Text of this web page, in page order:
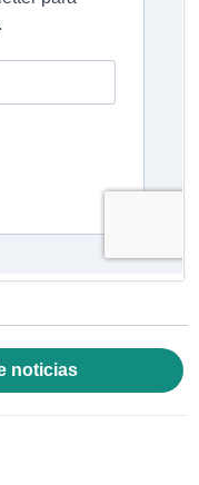
noticias